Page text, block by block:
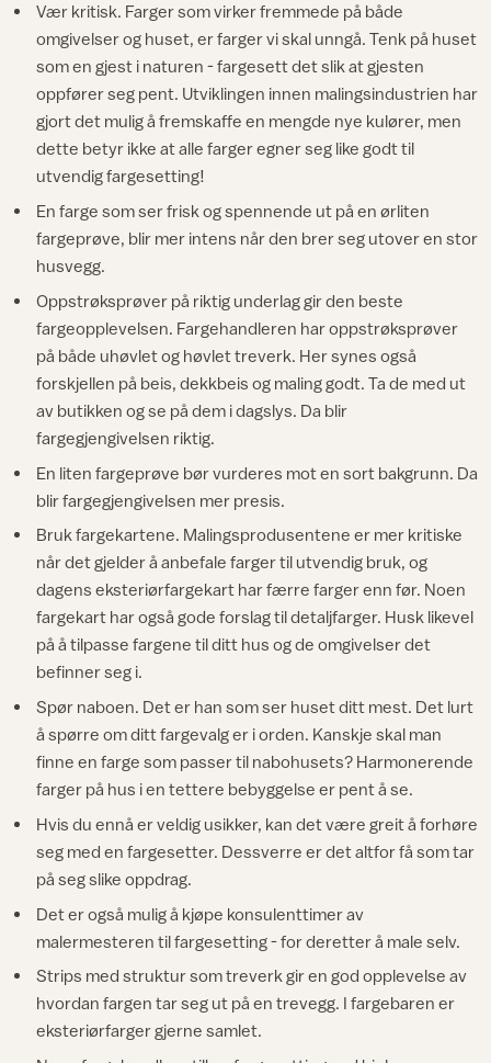
Vær kritisk. Farger som virker fremmede på både
omgivelser og huset, er farger vi skal unngå. Tenk på huset
som en gjest i naturen - fargesett det slik at gjesten
oppfører seg pent. Utviklingen innen malingsindustrien har
gjort det mulig å fremskaffe en mengde nye kulører, men
dette betyr ikke at alle farger egner seg like godt til
utvendig fargesetting!
En farge som ser frisk og spennende ut på en ørliten
fargeprøve, blir mer intens når den brer seg utover en stor
husvegg.
Oppstrøksprøver på riktig underlag gir den beste
fargeopplevelsen. Fargehandleren har oppstrøksprøver
på både uhøvlet og høvlet treverk. Her synes også
forskjellen på beis, dekkbeis og maling godt. Ta de med ut
av butikken og se på dem i dagslys. Da blir
fargegjengivelsen riktig.
En liten fargeprøve bør vurderes mot en sort bakgrunn. Da
blir fargegjengivelsen mer presis.
Bruk fargekartene. Malingsprodusentene er mer kritiske
når det gjelder å anbefale farger til utvendig bruk, og
dagens eksteriørfargekart har færre farger enn før. Noen
fargekart har også gode forslag til detaljfarger. Husk likevel
på å tilpasse fargene til ditt hus og de omgivelser det
befinner seg i.
Spør naboen. Det er han som ser huset ditt mest. Det lurt
å spørre om ditt fargevalg er i orden. Kanskje skal man
finne en farge som passer til nabohusets? Harmonerende
farger på hus i en tettere bebyggelse er pent å se.
Hvis du ennå er veldig usikker, kan det være greit å forhøre
seg med en fargesetter. Dessverre er det altfor få som tar
på seg slike oppdrag.
Det er også mulig å kjøpe konsulenttimer av
malermesteren til fargesetting - for deretter å male selv.
Strips med struktur som treverk gir en god opplevelse av
hvordan fargen tar seg ut på en trevegg. I fargebaren er
eksteriørfarger gjerne samlet.